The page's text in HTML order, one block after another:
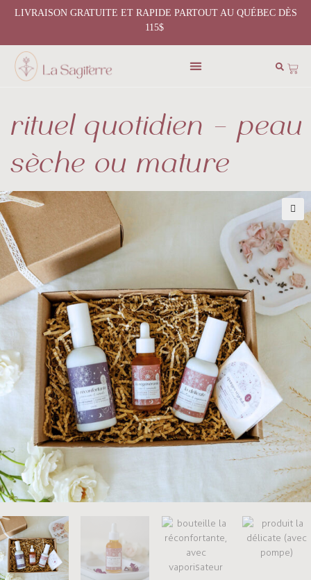
LIVRAISON GRATUITE ET RAPIDE PARTOUT AU QUÉBEC DÈS
115$
rituel quotidien – peau
sèche ou mature